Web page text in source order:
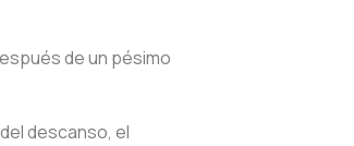
de un pésimo
descanso, el